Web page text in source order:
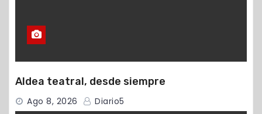
Aldea teatral, desde siempre
Ago 8, 2026 Diario5